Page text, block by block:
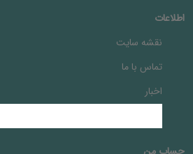
اطلاعات
نقشه سایت
تماس با ما
اخبار